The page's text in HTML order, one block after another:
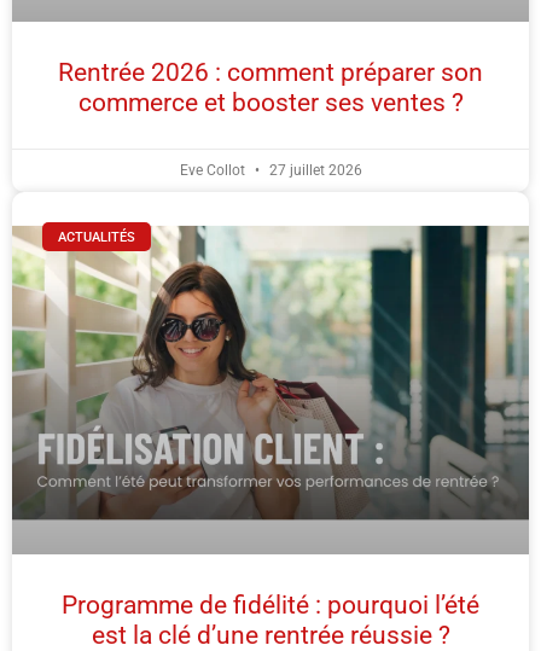
Rentrée 2026 : comment préparer son
commerce et booster ses ventes ?
Eve Collot 27 juillet 2026
ACTUALITÉS
Programme de fidélité : pourquoi l’été
est la clé d’une rentrée réussie ?